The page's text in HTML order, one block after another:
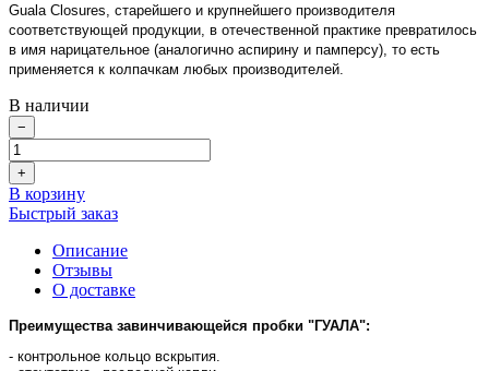
Guala Closures, старейшего и крупнейшего производителя
соответствующей продукции, в отечественной практике превратилось
в имя нарицательное (аналогично аспирину и памперсу), то есть
применяется к колпачкам любых производителей.
В наличии
−
+
В корзину
Быстрый заказ
Описание
Отзывы
О доставке
Преимущества завинчивающейся пробки "ГУАЛА":
- контрольное кольцо вскрытия.